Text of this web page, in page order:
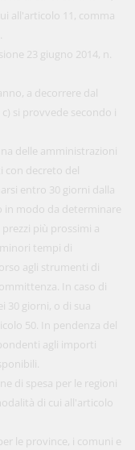
all'articolo 11, comma
23 giugno 2014, n.
a decorrere dal
si provvede secondo i
delle amministrazioni
con decreto del
entro 30 giorni dalla
in modo da determinare
più prossimi a
tempi di
agli strumenti di
In caso di
30 giorni, o di sua
50. In pendenza del
agli importi
di spesa per le regioni
di cui all'articolo
le province, i comuni e